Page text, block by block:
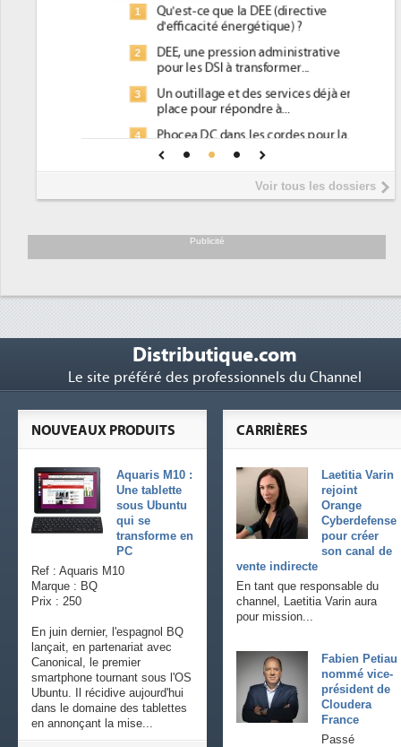
Qu'est-ce que la DEE (directive
d'efficacité énergétique) ?
DEE, une pression administrative
pour les DSI à transformer...
Un outillage et des services déjà en
place pour répondre à...
Phocea DC dans les cordes pour la
Interview de Fabrice Coquio,
président de Digital Realty...
soutient les...
Voir tous les dossiers
Publicité
Distributique.com
Le site préféré des professionnels du Channel
CARRIÈRES
Laetitia Varin
rejoint
Orange
Cyberdefense
pour créer
son canal de
vente indirecte
En tant que responsable du
channel, Laetitia Varin aura
pour mission...
Fabien Petiau
nommé vice-
président de
Cloudera
France
Passé
NOUVEAUX PRODUITS
Aquaris M10 :
Une tablette
sous Ubuntu
qui se
transforme en
PC
Ref : Aquaris M10
Marque : BQ
Prix : 250
En juin dernier, l'espagnol BQ
lançait, en partenariat avec
Canonical, le premier
smartphone tournant sous l'OS
Ubuntu. Il récidive aujourd'hui
dans le domaine des tablettes
en annonçant la mise...